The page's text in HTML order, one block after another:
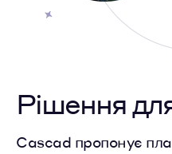
Рішення
Cascad пропонує